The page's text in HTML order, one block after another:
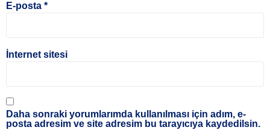
E-posta *
İnternet sitesi
Daha sonraki yorumlarımda kullanılması için adım, e-
posta adresim ve site adresim bu tarayıcıya kaydedilsin.